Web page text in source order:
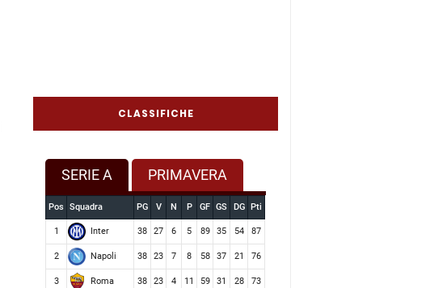
CLASSIFICHE
SERIE A PRIMAVERA
Pos Squadra PG V N P GF GS DG Pti
1 Inter 38 27 6 5 89 35 54 87
2 Napoli 38 23 7 8 58 37 21 76
3 Roma 38 23 4 11 59 31 28 73